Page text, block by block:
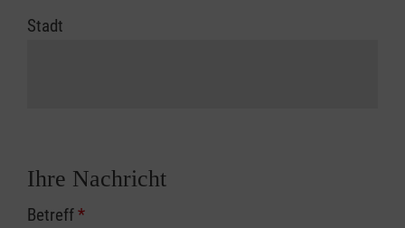
Stadt
Ihre Nachricht
Betreff*